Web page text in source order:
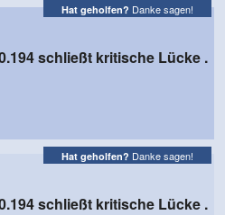
Hat geholfen? Danke sagen!
schließt kritische Lücke .
Hat geholfen? Danke sagen!
schließt kritische Lücke .